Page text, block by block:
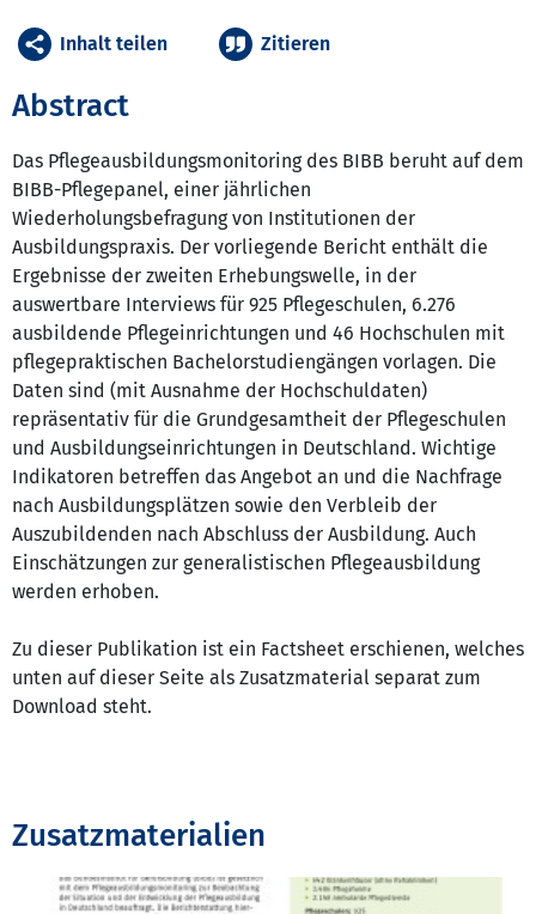
Abstract
Das Pflegeausbildungsmonitoring des BIBB beruht auf dem
BIBB-Pflegepanel, einer jährlichen
Wiederholungsbefragung von Institutionen der
Ausbildungspraxis. Der vorliegende Bericht enthält die
Ergebnisse der zweiten Erhebungswelle, in der
auswertbare Interviews für 925 Pflegeschulen, 6.276
ausbildende Pflegeinrichtungen und 46 Hochschulen mit
pflegepraktischen Bachelorstudiengängen vorlagen. Die
Daten sind (mit Ausnahme der Hochschuldaten)
repräsentativ für die Grundgesamtheit der Pflegeschulen
und Ausbildungseinrichtungen in Deutschland. Wichtige
Indikatoren betreffen das Angebot an und die Nachfrage
nach Ausbildungsplätzen sowie den Verbleib der
Auszubildenden nach Abschluss der Ausbildung. Auch
Einschätzungen zur generalistischen Pflegeausbildung
werden erhoben.
Zu dieser Publikation ist ein Factsheet erschienen, welches
unten auf dieser Seite als Zusatzmaterial separat zum
Download steht.
Inhalt teilen Zitieren
Zusatzmaterialien